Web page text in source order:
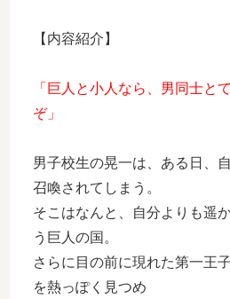
【内容紹介】
「巨人と小人なら、男同士と
ぞ」
男子校生の晃一は、ある日、
召喚されてしまう。
そこはなんと、自分よりも遥
う巨人の国。
さらに目の前に現れた第一王
を熱っぽく見つめ